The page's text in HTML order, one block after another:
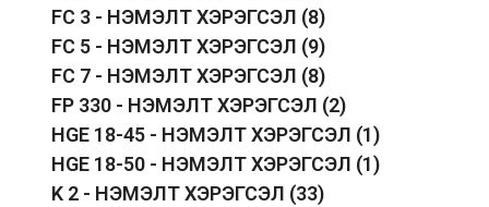
FC 3 - НЭМЭЛТ ХЭРЭГСЭЛ (8)
FC 5 - НЭМЭЛТ ХЭРЭГСЭЛ (9)
FC 7 - НЭМЭЛТ ХЭРЭГСЭЛ (8)
FP 330 - НЭМЭЛТ ХЭРЭГСЭЛ (2)
HGE 18-45 - НЭМЭЛТ ХЭРЭГСЭЛ (1)
HGE 18-50 - НЭМЭЛТ ХЭРЭГСЭЛ (1)
K 2 - НЭМЭЛТ ХЭРЭГСЭЛ (33)